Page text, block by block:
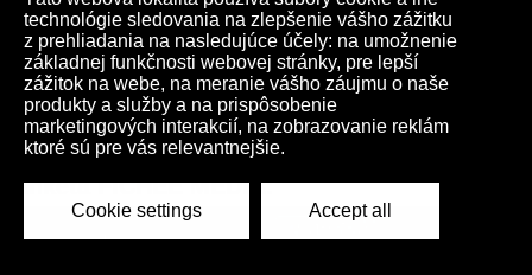
Anketa FICHEE MEDIA: